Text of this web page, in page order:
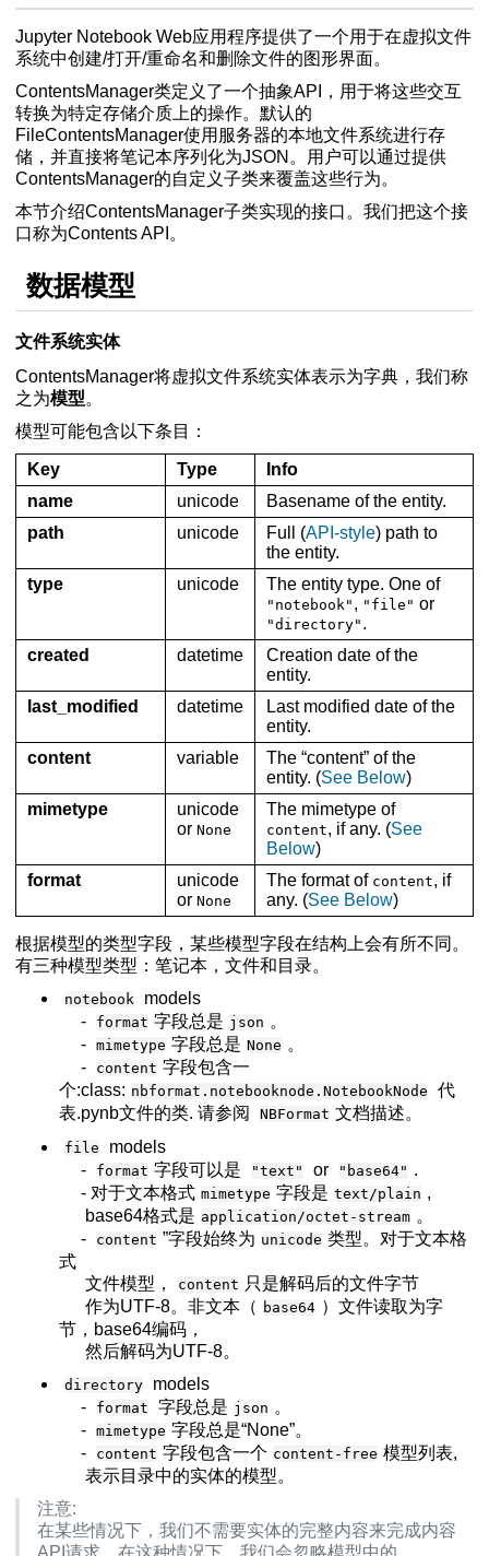
存钩子
发系列:
请求处理程序
件开发
Jupyter Notebook Web应用程序提供了一个用于在虚拟文件
系统中创建/打开/重命名和删除文件的图形界面。
ContentsManager类定义了一个抽象API，用于将这些交互
转换为特定存储介质上的操作。默认的
FileContentsManager使用服务器的本地文件系统进行存
储，并直接将笔记本序列化为JSON。用户可以通过提供
ContentsManager的自定义子类来覆盖这些行为。
本节介绍ContentsManager子类实现的接口。我们把这个接
口称为Contents API。
数据模型
文件系统实体
ContentsManager将虚拟文件系统实体表示为字典，我们称
之为模型。
模型可能包含以下条目：
Key Type
Info
name
unicode
Basename of the entity.
path
unicode Full (API-style) path to
the entity.
type
unicode The entity type. One of
"notebook" , "file" or
"directory" .
created
datetime
Creation date of the
entity.
last_modified
datetime
Last modified date of the
entity.
content
variable
The “content” of the
entity. (See Below)
mimetype
unicode
or None
The mimetype of
content, if any. (See
Below)
format
unicode
or None
The format of content, if
any. (See Below)
根据模型的类型字段，某些模型字段在结构上会有所不同。
有三种模型类型：笔记本，文件和目录。
notebook
models
-
format 字段总是 json 。
- mimetype 字段总是 None 。
-
content 字段包含一
个:class: nbformat.notebooknode.NotebookNode
代
表.pynb文件的类. 请参阅
NBFormat 文档描述。
file
models
-
format 字段可以是 "text" or "base64" .
- 对于文本格式 mimetype 字段是 text/plain ,
base64格式是 application/octet-stream 。
-
content ”字段始终为 unicode 类型。对于文本格
式
文件模型，
content 只是解码后的文件字节
作为UTF-8。非文本（ base64 ）文件读取为字
节，base64编码，
然后解码为UTF-8。
directory
models
-
format 字段总是 json 。
- mimetype 字段总是“None”。
-
content 字段包含一个 content-free 模型列表,
表示目录中的实体的模型。
注意:
在某些情况下，我们不需要实体的完整内容来完成内容
API请求。在这种情况下，我们会忽略模型中的